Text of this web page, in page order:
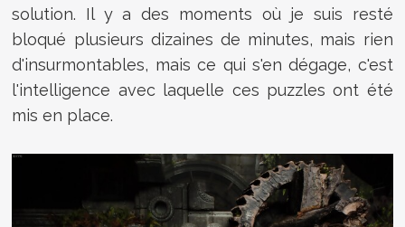
solution. Il y a des moments où je suis resté
bloqué plusieurs dizaines de minutes, mais rien
d'insurmontables, mais ce qui s'en dégage, c'est
l'intelligence avec laquelle ces puzzles ont été
mis en place.